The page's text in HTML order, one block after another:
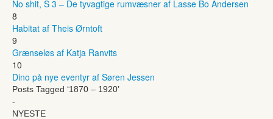
No shit, S 3 – De tyvagtige rumvæsner af Lasse Bo Andersen
8
Habitat af Theis Ørntoft
9
Grænseløs af Katja Ranvits
10
Dino på nye eventyr af Søren Jessen
Posts Tagged ‘1870 – 1920’
-
NYESTE